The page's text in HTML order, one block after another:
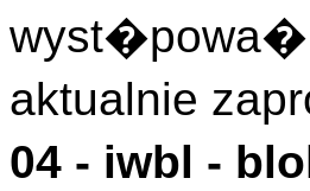
aktualnie
04 - iwbl -